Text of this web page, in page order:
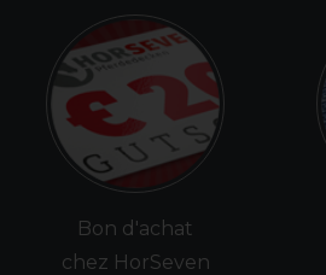
Bon d'achat
chez HorSeven